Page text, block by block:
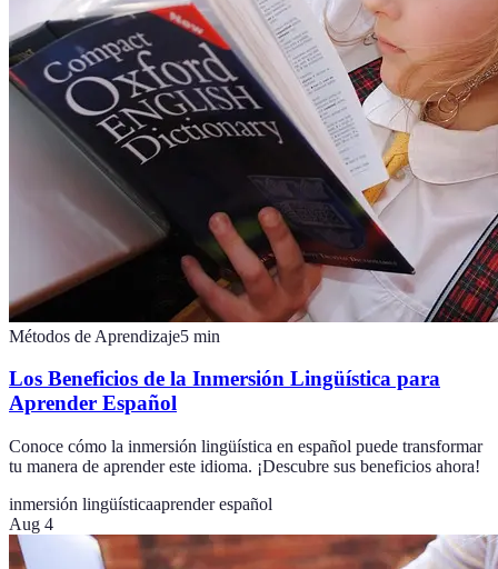
Métodos de Aprendizaje5 min
Los Beneficios de la Inmersión Lingüística para
Aprender Español
Conoce cómo la inmersión lingüística en español puede transformar
tu manera de aprender este idioma. ¡Descubre sus beneficios ahora!
inmersión lingüísticaaprender español
Aug 4